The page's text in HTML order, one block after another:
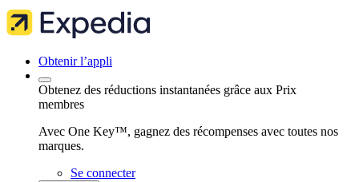
Obtenir l’appli
Obtenez des réductions instantanées grâce aux Prix
membres
Avec One Key™, gagnez des récompenses avec toutes nos
marques.
Se connecter